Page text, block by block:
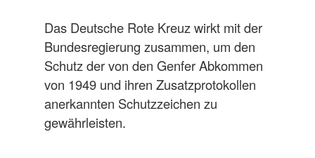
Das Deutsche Rote Kreuz wirkt mit der
Bundesregierung zusammen, um den
Schutz der von den Genfer Abkommen
von 1949 und ihren Zusatzprotokollen
anerkannten Schutzzeichen zu
gewährleisten.